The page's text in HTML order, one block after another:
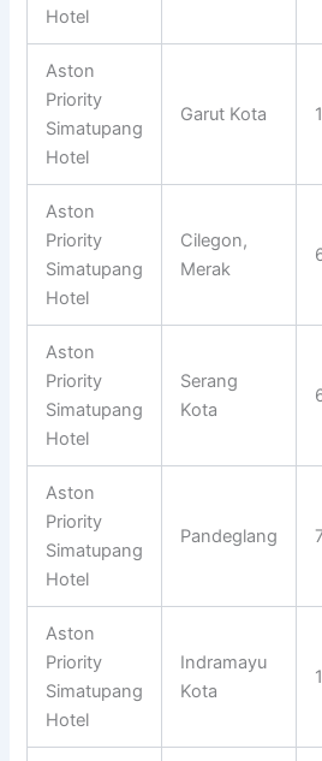
Hotel
Aston
Priority
Simatupang
Hotel
Garut Kota
Aston
Priority
Simatupang
Hotel
Cilegon,
Merak
Aston
Priority
Simatupang
Hotel
Serang
Kota
Aston
Priority
Simatupang
Hotel
Pandeglang
Aston
Priority
Simatupang
Hotel
Indramayu
Kota